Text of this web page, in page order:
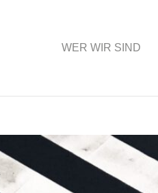
WER WIR SIND